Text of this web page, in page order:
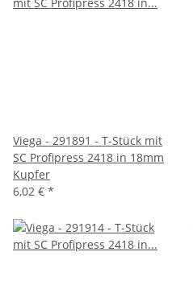
Viega - 291891 - T-Stück mit
SC Profipress 2418 in 18mm
Kupfer
6,02 € *